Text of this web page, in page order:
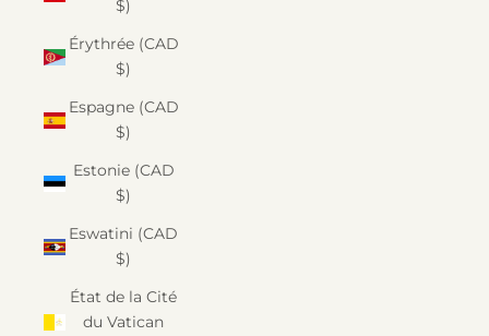
$)
Érythrée (CAD
$)
Espagne (CAD
$)
Estonie (CAD
$)
Eswatini (CAD
$)
État de la Cité
du Vatican